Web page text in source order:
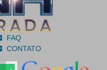
FAQ
CONTATO